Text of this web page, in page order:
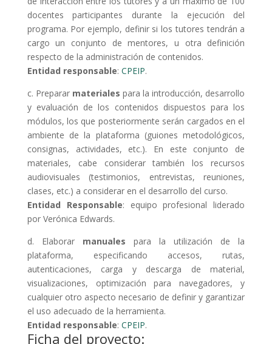
docentes participantes durante la ejecución del
programa. Por ejemplo, definir si los tutores tendrán a
cargo un conjunto de mentores, u otra definición
respecto de la administración de contenidos.
Entidad responsable: CPEIP.
c. Preparar materiales para la introducción, desarrollo
y evaluación de los contenidos dispuestos para los
módulos, los que posteriormente serán cargados en el
ambiente de la plataforma (guiones metodológicos,
consignas, actividades, etc.). En este conjunto de
materiales, cabe considerar también los recursos
audiovisuales (testimonios, entrevistas, reuniones,
clases, etc.) a considerar en el desarrollo del curso.
Entidad Responsable: equipo profesional liderado
por Verónica Edwards.
d. Elaborar manuales para la utilización de la
plataforma, especificando accesos, rutas,
autenticaciones, carga y descarga de material,
visualizaciones, optimización para navegadores, y
cualquier otro aspecto necesario de definir y garantizar
el uso adecuado de la herramienta.
Entidad responsable: CPEIP.
Ficha del proyecto: